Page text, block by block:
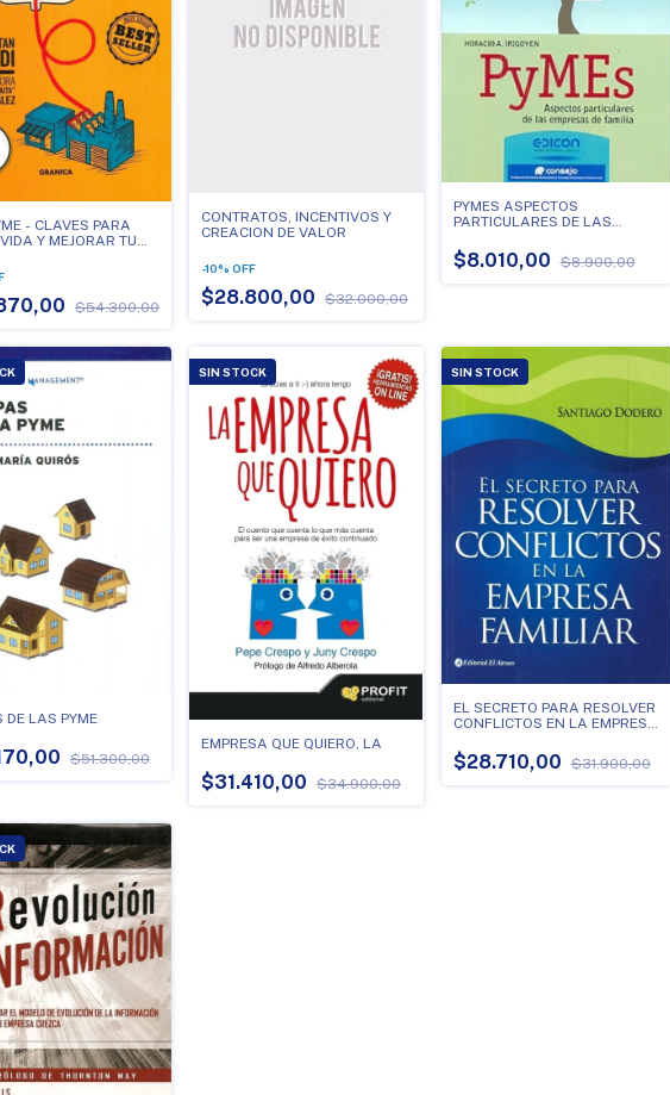
- CLAVES PARA
Y MEJORAR TU
$54.300,00
CONTRATOS, INCENTIVOS Y
CREACION DE VALOR
-10%OFF
$28.800,00 $32.000,00
PYMES ASPECTOS
PARTICULARES DE LAS
$8.010,00 $8.900,00
DE LAS PYME
$51.300,00
SIN STOCK
EMPRESA QUE QUIERO, LA
$31.410,00 $34.900,00
SIN STOCK
EL SECRETO PARA RESOLVER
CONFLICTOS EN LA EMPRESA
$28.710,00 $31.900,00